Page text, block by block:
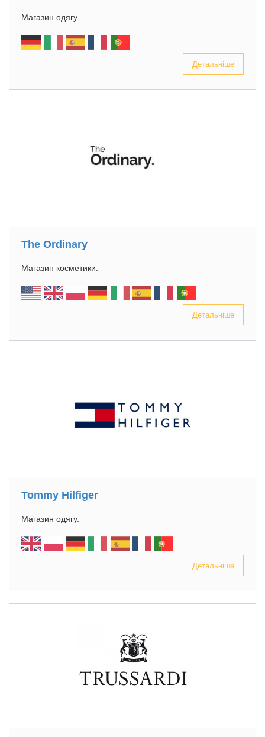
Магазин одягу.
Детальніше
The Ordinary
Магазин косметики.
Детальніше
Tommy Hilfiger
Магазин одягу.
Детальніше